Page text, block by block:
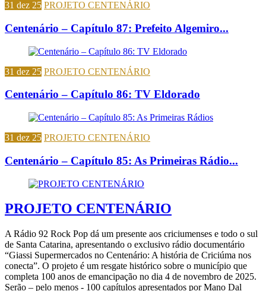
31 dez 25 PROJETO CENTENÁRIO
Centenário – Capítulo 87: Prefeito Algemiro...
31 dez 25 PROJETO CENTENÁRIO
Centenário – Capítulo 86: TV Eldorado
31 dez 25 PROJETO CENTENÁRIO
Centenário – Capítulo 85: As Primeiras Rádio...
PROJETO CENTENÁRIO
A Rádio 92 Rock Pop dá um presente aos criciumenses e todo o sul
de Santa Catarina, apresentando o exclusivo rádio documentário
“Giassi Supermercados no Centenário: A história de Criciúma nos
conecta”. O projeto é um resgate histórico sobre o município que
completa 100 anos de emancipação no dia 4 de novembro de 2025.
Serão – pelo menos - 100 capítulos apresentados por Mano Dal